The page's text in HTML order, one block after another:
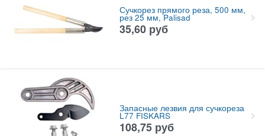
Сучкорез прямого реза, 500 мм,
рез 25 мм, Palisad
35,60 руб
Запасные лезвия для сучкореза
L77 FISKARS
108,75 руб